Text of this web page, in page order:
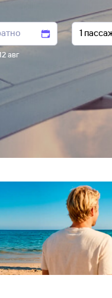
авг